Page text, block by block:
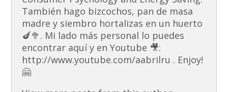
También hago bizcochos, pan de masa
madre y siembro hortalizas en un huerto
🍆🥦. Mi lado más personal lo puedes
encontrar aquí y en Youtube 🎥:
http://www.youtube.com/aabrilru . Enjoy!
🤗